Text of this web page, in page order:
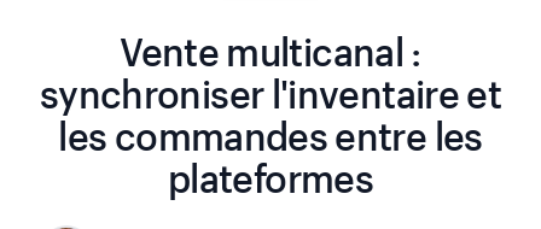
Vente multicanal :
synchroniser l'inventaire et
les commandes entre les
plateformes